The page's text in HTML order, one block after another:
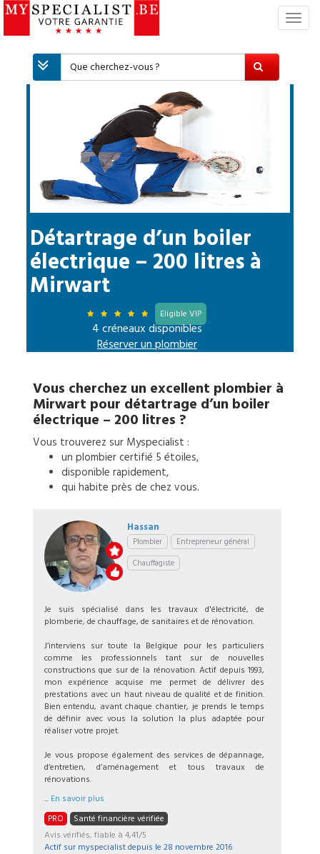
S
c
Détartrage d’un boiler
électrique – 200 litres à
Mirwart
Eligible VIP
4 créneaux disponibles
Réserver un plombier
Vous cherchez un excellent plombier à
Mirwart pour détartrage d’un boiler
électrique – 200 litres ?
Vous trouverez sur Myspecialist :
un plombiercertifié 5 étoiles,
disponible rapidement,
qui habite près de chez vous.
Hassan
Plombier
Entrepreneur général
Chauffagiste
Je suis spécialisé dans les travaux d'électricité, de
plomberie, de chauffage, de sanitaires et de rénovation.
J’interviens sur toute la Belgique pour les particuliers
comme les professionnels tant sur de nouvelles
constructions que sur de la rénovation. Actif depuis 1993,
mon expérience acquise me permet de délivrer des
prestations avec un haut niveau de qualité et de finition.
Bien entendu, avant chaque chantier, je prends le temps
de définir avec vous la solution la plus adaptée pour
réaliser votre projet.
Je vous propose également des services de dépannage,
d’entretien, d’aménagement et tous travaux de
rénovations.
... En savoir plus
PRO
Santé financière vérifiée
Avis vérifiés, fiable à 4,41/5
Actif sur myspecialist depuis le 28 novembre 2016